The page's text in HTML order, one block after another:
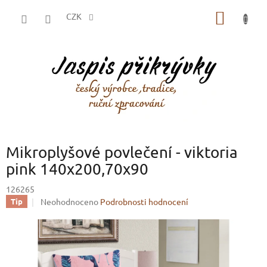
CZK
Mikroplyšové povlečení - viktoria
pink 140x200,70x90
126265
Tip
Průměrné
produktu
je
0,0
Neohodnoceno Podrobnosti hodnocení